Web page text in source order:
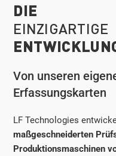
DIE
EINZIGARTIGE
Von unseren
Erfassungskarten
LF Technologies
maßgeschneiderten
Produktionsmaschinen